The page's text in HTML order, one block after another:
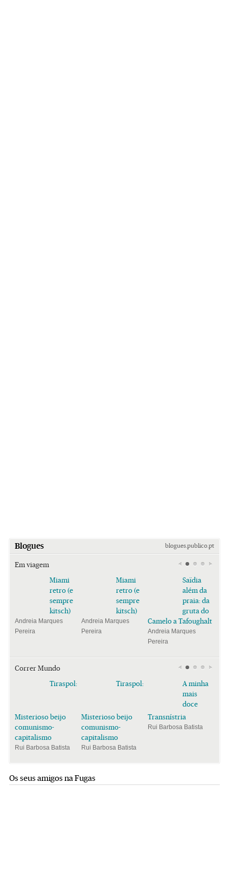
Blogues blogues.publico.pt
Em viagem
Miami
retro (e
sempre
kitsch)
Andreia Marques
Pereira
Miami
retro (e
sempre
kitsch)
Andreia Marques
Pereira
Saïdia
além da
praia: da
gruta do
Camelo a Tafoughalt
Andreia Marques
Pereira
Correr Mundo
Tiraspol:
Misterioso beijo
comunismo-
capitalismo
Rui Barbosa Batista
Tiraspol:
Misterioso beijo
comunismo-
capitalismo
Rui Barbosa Batista
A minha
mais
doce
Transnístria
Rui Barbosa Batista
Os seus amigos na Fugas